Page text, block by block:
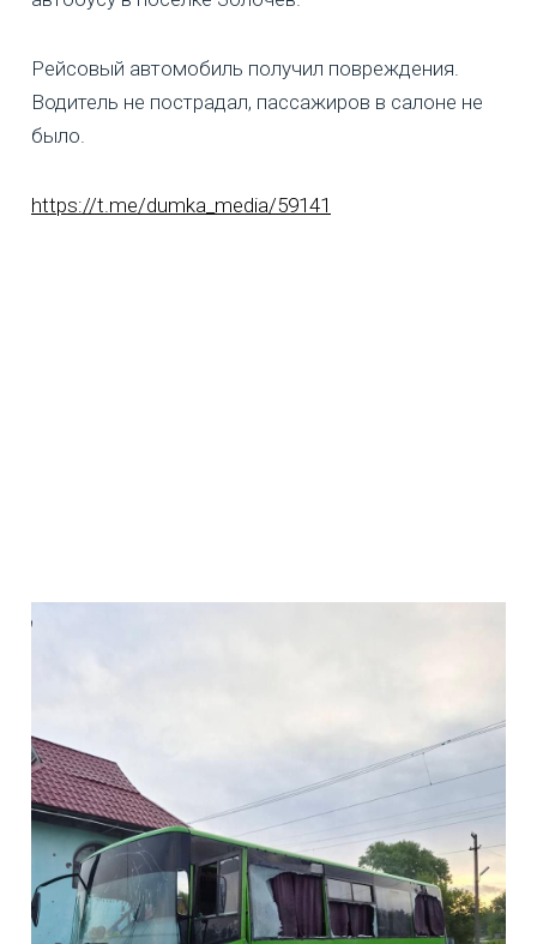
Рейсовый автомобиль получил повреждения.
Водитель не пострадал, пассажиров в салоне не
было.
https://t.me/dumka_media/59141